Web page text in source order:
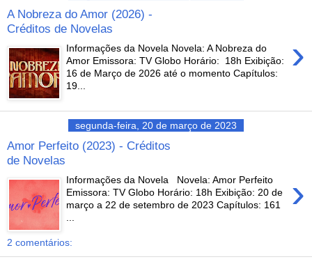
A Nobreza do Amor (2026) -
Créditos de Novelas
›
Informações da Novela Novela: A Nobreza do
Amor Emissora: TV Globo Horário: 18h Exibição:
16 de Março de 2026 até o momento Capítulos:
19...
segunda-feira, 20 de março de 2023
Amor Perfeito (2023) - Créditos
de Novelas
›
Informações da Novela Novela: Amor Perfeito
Emissora: TV Globo Horário: 18h Exibição: 20 de
março a 22 de setembro de 2023 Capítulos: 161
...
2 comentários: